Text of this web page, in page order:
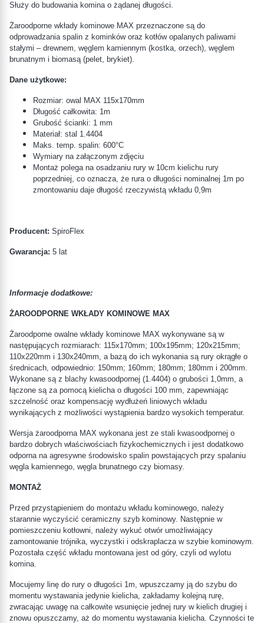
Służy do budowania komina o żądanej długości.
Żaroodporne wkłady kominowe MAX przeznaczone są do
odprowadzania spalin z kominków oraz kotłów opalanych paliwami
stałymi – drewnem, węglem kamiennym (kostka, orzech), węglem
brunatnym i biomasą (pelet, brykiet).
Dane użytkowe:
Rozmiar: owal MAX 115x170mm
Długość całkowita: 1m
Grubość ścianki: 1 mm
Materiał: stal 1.4404
Maks. temp. spalin: 600°C
Wymiary na załączonym zdjęciu
Montaż polega na osadzaniu rury w 10cm kielichu rury
poprzedniej, co oznacza, że rura o długości nominalnej 1m po
zmontowaniu daje długość rzeczywistą wkładu 0,9m
Producent: SpiroFlex
Gwarancja: 5 lat
Informacje dodatkowe:
ŻAROODPORNE WKŁADY KOMINOWE MAX
Żaroodporne owalne wkłady kominowe MAX wykonywane są w
następujących rozmiarach: 115x170mm; 100x195mm; 120x215mm;
110x220mm i 130x240mm, a bazą do ich wykonania są rury okrągłe o
średnicach, odpowiednio: 150mm; 160mm; 180mm; 180mm i 200mm.
Wykonane są z blachy kwasoodpornej (1.4404) o grubości 1,0mm, a
łączone są za pomocą kielicha o długości 100 mm, zapewniając
szczelność oraz kompensację wydłużeń liniowych wkładu
wynikających z możliwości wystąpienia bardzo wysokich temperatur.
Wersja żaroodporna MAX wykonana jest ze stali kwasoodpornej o
bardzo dobrych właściwościach fizykochemicznych i jest dodatkowo
odporna na agresywne środowisko spalin powstających przy spalaniu
węgla kamiennego, węgla brunatnego czy biomasy.
MONTAŻ
Przed przystąpieniem do montażu wkładu kominowego, należy
starannie wyczyścić ceramiczny szyb kominowy. Następnie w
pomieszczeniu kotłowni, należy wykuć otwór umożliwiający
zamontowanie trójnika, wyczystki i odskraplacza w szybie kominowym.
Pozostała część wkładu montowana jest od góry, czyli od wylotu
komina.
Mocujemy linę do rury o długości 1m, wpuszczamy ją do szybu do
momentu wystawania jedynie kielicha, zakładamy kolejną rurę,
zwracając uwagę na całkowite wsunięcie jednej rury w kielich drugiej i
znowu opuszczamy, aż do momentu wystawania kielicha. Czynności te